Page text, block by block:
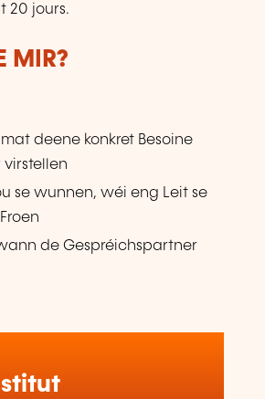
20 jours.
MIR?
deene konkret Besoine
virstellen
se wunnen, wéi eng Leit se
de Gespréichspartner